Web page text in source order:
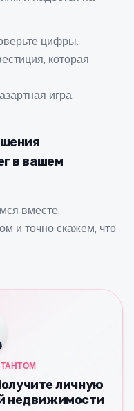
цифры.
которая
игра.
в вашем
вместе.
и точно скажем, что
личную
недвижимости